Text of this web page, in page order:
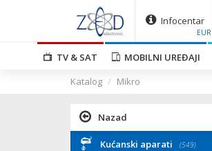
Infocentar
EUR
TV & SAT MOBILNI UREĐAJI
Katalog
Mikro
Nazad
Kućanski aparati (549)